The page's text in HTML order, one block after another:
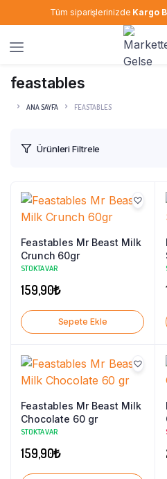
Tüm siparişlerinizde Kargo
feastables
ANA SAYFA FEASTABLES
Ürünleri Filtrele
Feastables Mr Beast Milk
Crunch 60gr
STOKTA VAR
159,90₺
Sepete Ekle
Feastables Mr Beast Milk
Chocolate 60 gr
STOKTA VAR
159,90₺